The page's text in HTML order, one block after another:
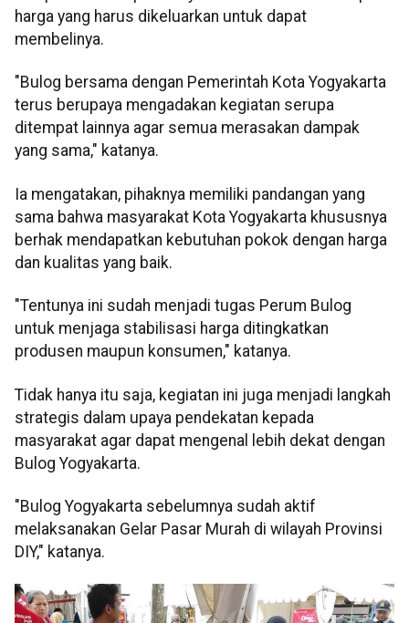
harga yang harus dikeluarkan untuk dapat
membelinya.
"Bulog bersama dengan Pemerintah Kota Yogyakarta
terus berupaya mengadakan kegiatan serupa
ditempat lainnya agar semua merasakan dampak
yang sama," katanya.
Ia mengatakan, pihaknya memiliki pandangan yang
sama bahwa masyarakat Kota Yogyakarta khususnya
berhak mendapatkan kebutuhan pokok dengan harga
dan kualitas yang baik.
"Tentunya ini sudah menjadi tugas Perum Bulog
untuk menjaga stabilisasi harga ditingkatkan
produsen maupun konsumen," katanya.
Tidak hanya itu saja, kegiatan ini juga menjadi langkah
strategis dalam upaya pendekatan kepada
masyarakat agar dapat mengenal lebih dekat dengan
Bulog Yogyakarta.
"Bulog Yogyakarta sebelumnya sudah aktif
melaksanakan Gelar Pasar Murah di wilayah Provinsi
DIY," katanya.